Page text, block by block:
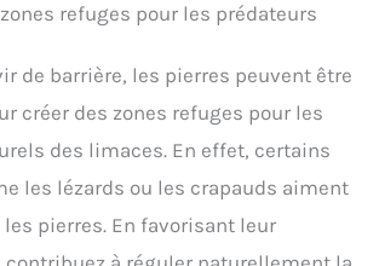
refuges pour les prédateurs
de barrière, les pierres peuvent être
créer des zones refuges pour les
des limaces. En effet, certains
les lézards ou les crapauds aiment
les pierres. En favorisant leur